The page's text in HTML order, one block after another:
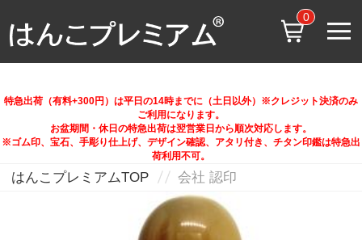
0
特急出荷（有料+300円）は平日の14時までに（土日以外）※クレジット決済のみ
ご利用になります。
お盆期間・休日の特急出荷は翌営業日から順次対応します。
※ゴム印、宝石、手彫り仕上げ、デザイン確認、アタリ付き、チタン印鑑は特急出
荷利用不可。
はんこプレミアムTOP 会社 認印